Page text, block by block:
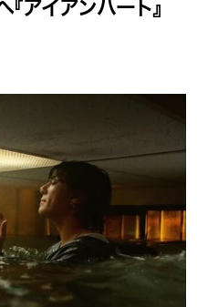
アイアンハート』